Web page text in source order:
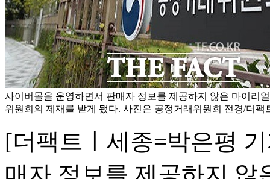
사이버몰을 운영하면서 판매자 정보를 제공하지 않은 마이리
위원회의 제재를 받게 됐다. 사진은 공정거래위원회 전경/더팩
[더팩트ㅣ세종=박은평